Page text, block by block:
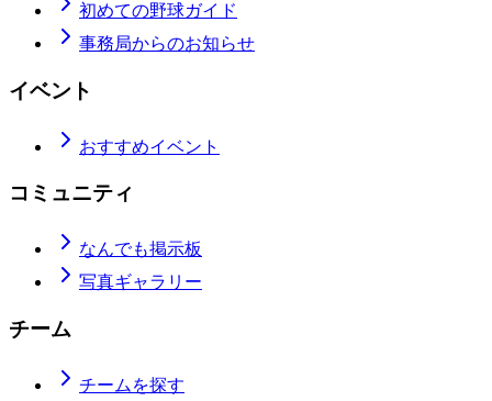
初めての野球ガイド
事務局からのお知らせ
イベント
おすすめイベント
コミュニティ
なんでも掲示板
写真ギャラリー
チーム
チームを探す